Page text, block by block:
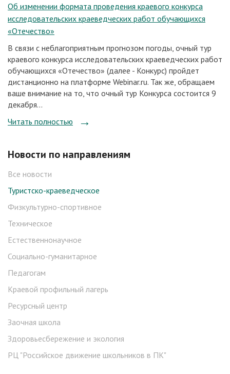
Об изменении формата проведения краевого конкурса
исследовательских краеведческих работ обучающихся
«Отечество»
В связи с неблагоприятным прогнозом погоды, очный тур
краевого конкурса исследовательских краеведческих работ
обучающихся «Отечество» (далее - Конкурс) пройдет
дистанционно на платформе Webinar.ru. Так же, обращаем
ваше внимание на то, что очный тур Конкурса состоится 9
декабря...
Читать полностью
Новости по направлениям
Все новости
Туристско-краеведческое
Физкультурно-спортивное
Техническое
Естественнонаучное
Социально-гуманитарное
Педагогам
Краевой профильный лагерь
Ресурсный центр
Заочная школа
Здоровьесбережение и экология
РЦ "Российское движение школьников в ПК"